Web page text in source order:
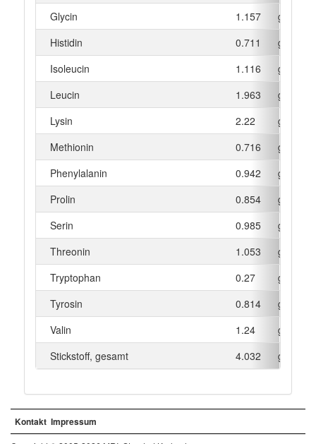
Glycin
1.157
g
Histidin
0.711
g
Isoleucin
1.116
g
Leucin
1.963
g
Lysin
2.22
g
Methionin
0.716
g
Phenylalanin
0.942
g
Prolin
0.854
g
Serin
0.985
g
Threonin
1.053
g
Tryptophan
0.27
g
Tyrosin
0.814
g
Valin
1.24
g
Stickstoff, gesamt
4.032 g
Kontakt Impressum